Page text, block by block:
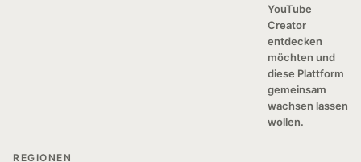
YouTube
Creator
entdecken
möchten und
diese Plattform
gemeinsam
wachsen lassen
wollen.
REGIONEN